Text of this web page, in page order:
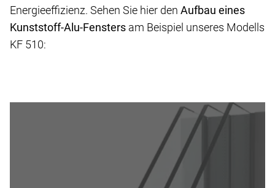
Energieeffizienz. Sehen Sie hier den Aufbau eines
Kunststoff-Alu-Fensters am Beispiel unseres Modells
KF 510: